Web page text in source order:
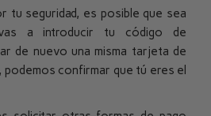
tu seguridad, es posible que sea
a introducir tu código de
de nuevo una misma tarjeta de
confirmar que tú eres el